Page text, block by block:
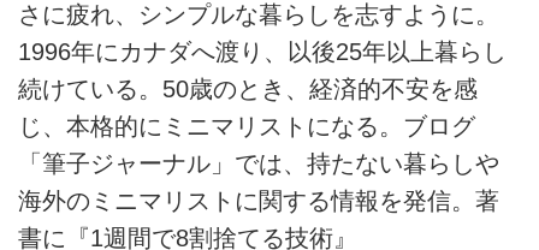
さに疲れ、シンプルな暮らしを志すように。
1996年にカナダへ渡り、以後25年以上暮らし
続けている。50歳のとき、経済的不安を感
じ、本格的にミニマリストになる。ブログ
「筆子ジャーナル」では、持たない暮らしや
海外のミニマリストに関する情報を発信。著
書に『1週間で8割捨てる技術』